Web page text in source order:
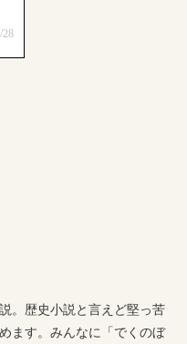
。歴史小説と言えど堅っ苦
ます。みんなに「でくのぼ